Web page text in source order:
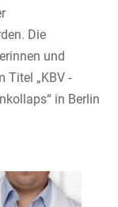
Die
und
Titel „KBV -
in Berlin